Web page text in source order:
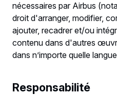
nécessaires par Airbus
droit d'arranger, modifier,
ajouter, recadrer et/ou
contenu dans d'autres
dans n’importe quelle
Responsabilité